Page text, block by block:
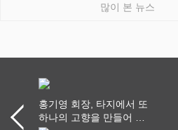
많이 본 뉴스
홍기영 회장, 타지에서 또
하나의 고향을 만들어 가